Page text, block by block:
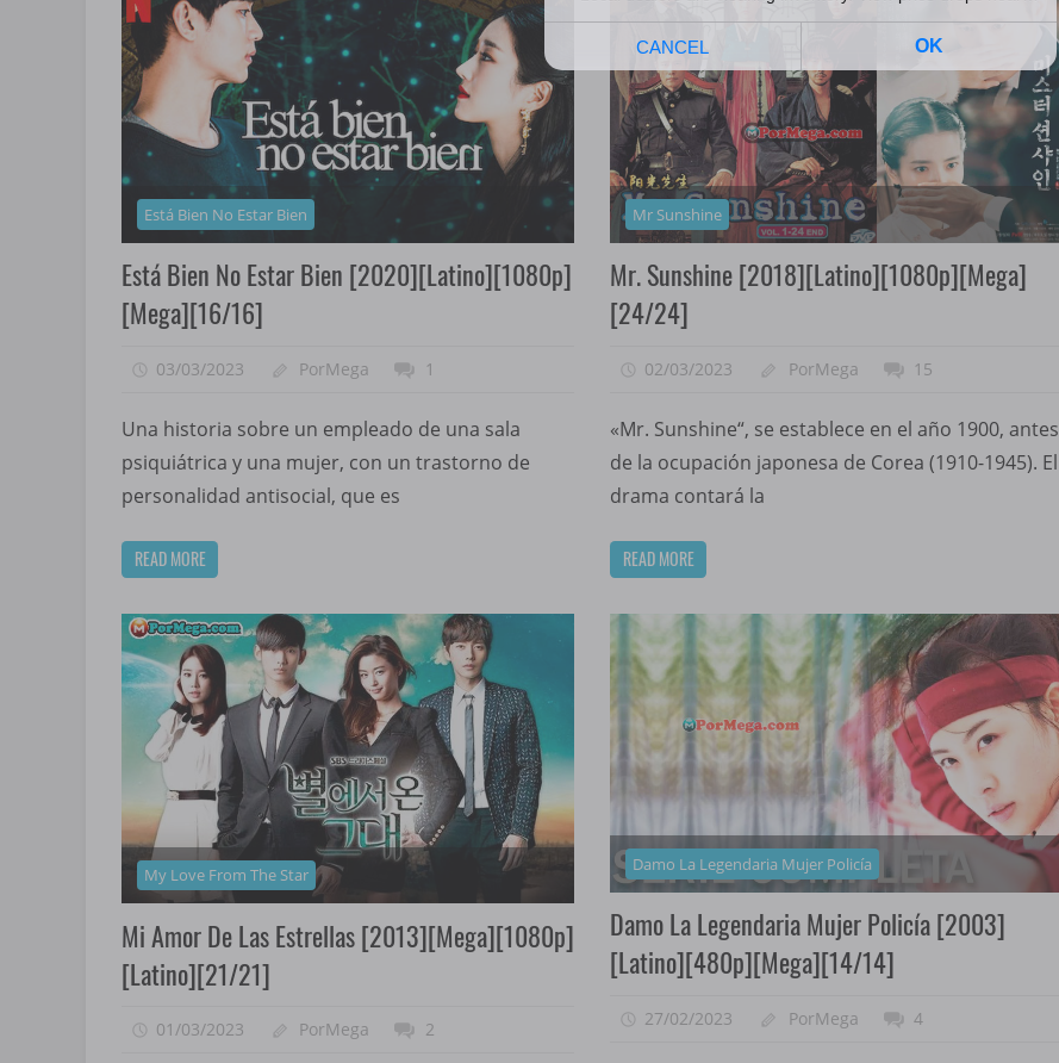
Está Bien No Estar Bien
Está Bien No Estar Bien [2020][Latino][1080p]
[Mega][16/16]
03/03/2023 PorMega 1
Una historia sobre un empleado de una sala
psiquiátrica y una mujer, con un trastorno de
personalidad antisocial, que es
READ MORE
Mr Sunshine
Mr. Sunshine [2018][Latino][1080p][Mega]
[24/24]
02/03/2023 PorMega 15
«Mr. Sunshine“, se establece en el año 1900, antes
de la ocupación japonesa de Corea (1910-1945). El
drama contará la
READ MORE
My Love From The Star
Mi Amor De Las Estrellas [2013][Mega][1080p]
[Latino][21/21]
01/03/2023 PorMega 2
Damo La Legendaria Mujer Policía
Damo La Legendaria Mujer Policía [2003]
[Latino][480p][Mega][14/14]
27/02/2023 PorMega 4